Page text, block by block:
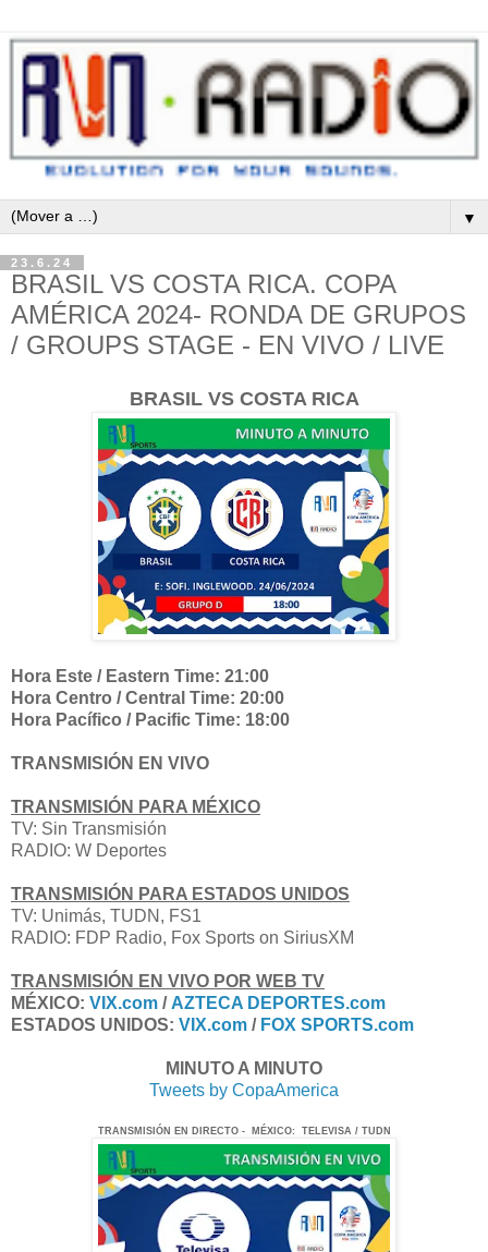
▼
23.6.24
BRASIL VS COSTA RICA. COPA
AMÉRICA 2024- RONDA DE GRUPOS
/ GROUPS STAGE - EN VIVO / LIVE
BRASIL VS COSTA RICA
Hora Este / Eastern Time: 21:00
Hora Centro / Central Time: 20:00
Hora Pacífico / Pacific Time: 18:00
TRANSMISIÓN EN VIVO
TRANSMISIÓN PARA MÉXICO
TV: Sin Transmisión
RADIO: W Deportes
TRANSMISIÓN PARA ESTADOS UNIDOS
TV: Unimás, TUDN, FS1
RADIO: FDP Radio, Fox Sports on SiriusXM
TRANSMISIÓN EN VIVO POR WEB TV
MÉXICO: VIX.com / AZTECA DEPORTES.com
ESTADOS UNIDOS: VIX.com / FOX SPORTS.com
MINUTO A MINUTO
Tweets by CopaAmerica
TRANSMISIÓN EN DIRECTO - MÉXICO: TELEVISA / TUDN